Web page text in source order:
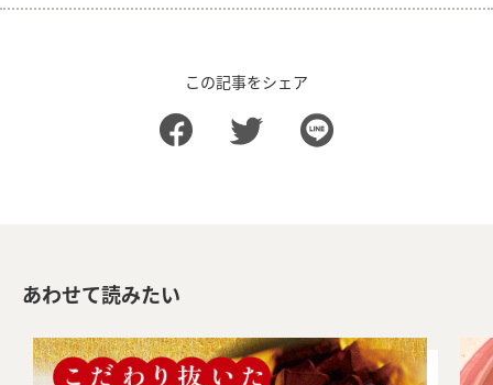
この記事をシェア
あわせて読みたい